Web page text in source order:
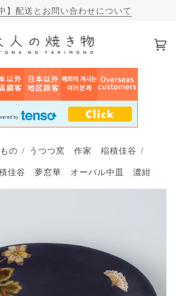
】配送とお問い合わせについて
カ
の / うつつ窯 作家 稲積佳谷 /
佳谷 夢窓華 オーバル中皿 濃紺